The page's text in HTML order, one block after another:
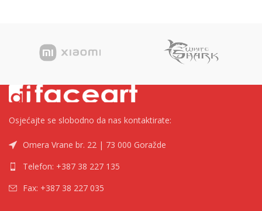
Osjećajte se slobodno da nas kontaktirate:
Omera Vrane br. 22 | 73 000 Goražde
Telefon: +387 38 227 135
Fax: +387 38 227 035